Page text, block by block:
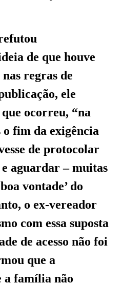
de que houve
regras de
ele
ocorreu, “na
fim da exigência
de protocolar
e aguardar – muitas
vontade’ do
o ex-vereador
com essa suposta
de acesso não foi
que a
a família não